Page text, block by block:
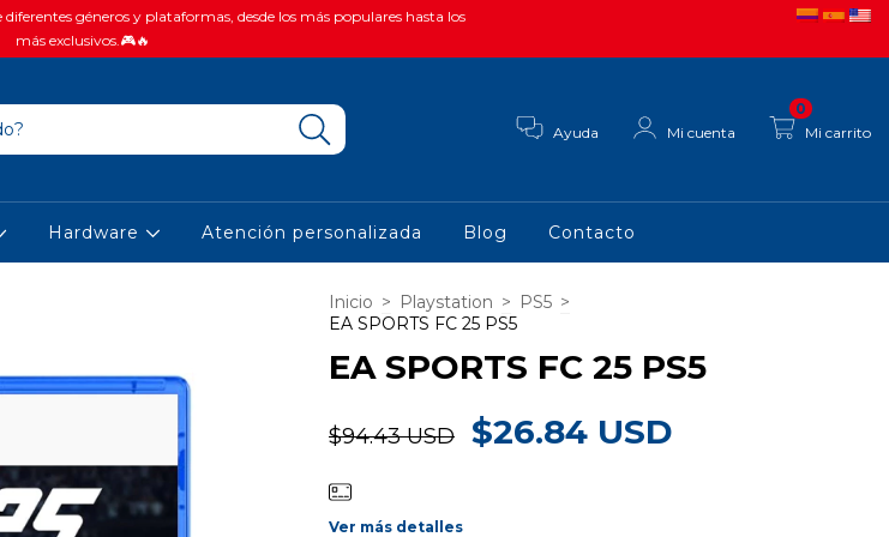
diferentes géneros y plataformas, desde los más populares hasta los
más exclusivos.🎮🔥
Ayuda Mi cuenta Mi carrito
0
Hardware Atención personalizada Blog Contacto
Inicio > Playstation > PS5 >
EA SPORTS FC 25 PS5
EA SPORTS FC 25 PS5
$94.43 USD $26.84 USD
Ver más detalles